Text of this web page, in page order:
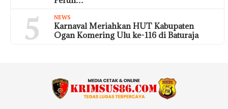
5 NEWS
Karnaval Meriahkan HUT Kabupaten
Ogan Komering Ulu ke-116 di Baturaja